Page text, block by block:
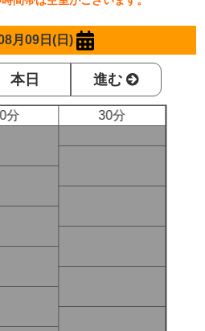
月09日(日)
本日 進む
分
30分